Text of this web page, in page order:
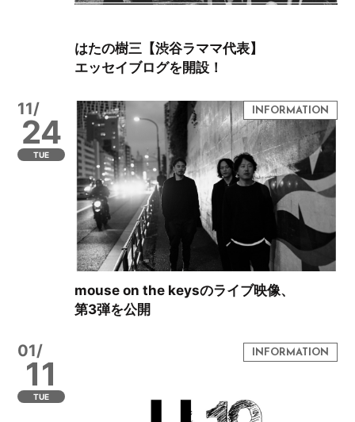
はたの樹三【渋谷ラママ代表】
エッセイブログを開設！
11/
24
TUE
mouse on the keysのライブ映像、
第3弾を公開
01/
11
TUE